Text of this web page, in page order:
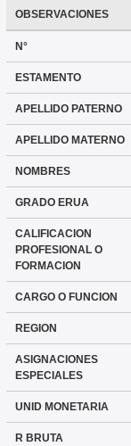
OBSERVACIONES
N°
ESTAMENTO
APELLIDO PATERNO
APELLIDO MATERNO
NOMBRES
GRADO ERUA
CALIFICACION
PROFESIONAL O
FORMACION
CARGO O FUNCION
REGION
ASIGNACIONES
ESPECIALES
UNID MONETARIA
R BRUTA